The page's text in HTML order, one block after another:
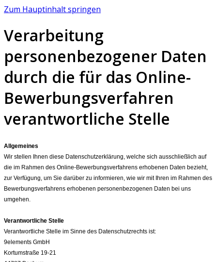
Zum Hauptinhalt springen
Verarbeitung
personenbezogener Daten
durch die für das Online-
Bewerbungsverfahren
verantwortliche Stelle
Allgemeines
Wir stellen Ihnen diese Datenschutzerklärung, welche sich ausschließlich auf
die im Rahmen des Online-Bewerbungsverfahrens erhobenen Daten bezieht,
zur Verfügung, um Sie darüber zu informieren, wie wir mit Ihren im Rahmen des
Bewerbungsverfahrens erhobenen personenbezogenen Daten bei uns
umgehen.
Verantwortliche Stelle
Verantwortliche Stelle im Sinne des Datenschutzrechts ist:
9elements GmbH
Kortumstraße 19-21